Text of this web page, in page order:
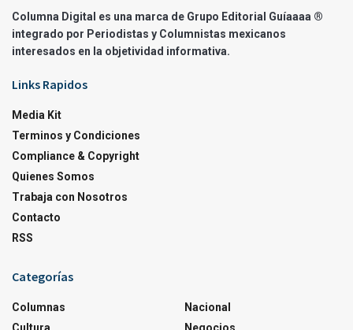
Columna Digital es una marca de Grupo Editorial Guíaaaa ®
integrado por Periodistas y Columnistas mexicanos
interesados en la objetividad informativa.
Links Rapidos
Media Kit
Terminos y Condiciones
Compliance & Copyright
Quienes Somos
Trabaja con Nosotros
Contacto
RSS
Categorías
Columnas
Cultura
Nacional
Negocios